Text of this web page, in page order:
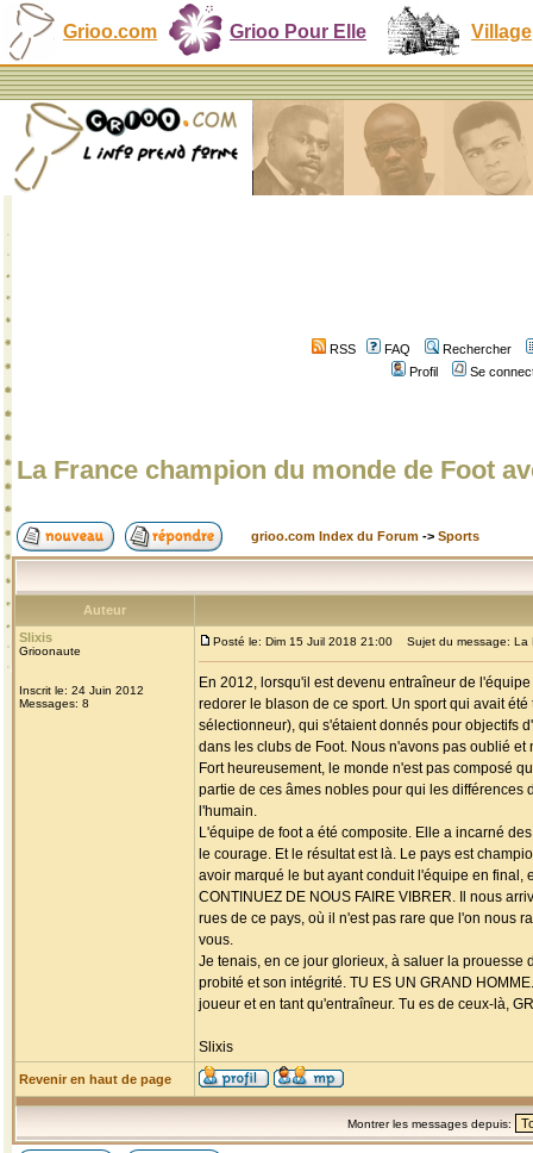
Grioo.com Grioo Pour Elle Village
RSS FAQ
Rechercher
Profil
Se
La France champion du monde de Foot
grioo.com Index du Forum -> Sports
Auteur
Slixis
Grioonaute
Inscrit le: 24 Juin 2012
Messages: 8
Posté le: Dim 15 Juil 2018 21:00 Sujet du message: La
En 2012, lorsqu'il est devenu entraîneur de
redorer le blason de ce sport. Un sport qui avait
sélectionneur), qui s'étaient donnés pour objectifs
dans les clubs de Foot. Nous n'avons pas oublié
Fort heureusement, le monde n'est pas composé
partie de ces âmes nobles pour qui les
l'humain.
L'équipe de foot a été composite. Elle a incarné
le courage. Et le résultat est là. Le pays est
avoir marqué le but ayant conduit l'équipe en final,
CONTINUEZ DE NOUS FAIRE VIBRER. Il nous
rues de ce pays, où il n'est pas rare que l'on nous
vous.
Je tenais, en ce jour glorieux, à saluer la
probité et son intégrité. TU ES UN GRAND
joueur et en tant qu'entraîneur. Tu es de ceux-là,
Slixis
Revenir en haut de page
Montrer les messages depuis: